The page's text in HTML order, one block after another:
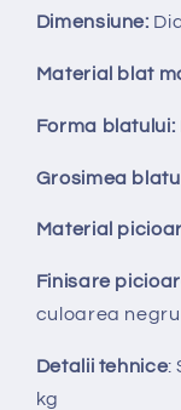
Dimensiune:
Material blat
Forma blatului:
Grosimea
Material
Finisare
culoarea negru
Detalii tehnice:
kg